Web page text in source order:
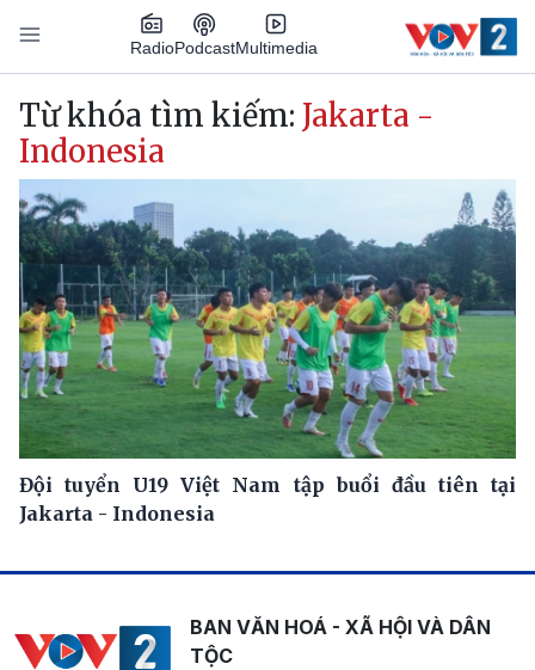
Nhảy đến nội dung
RadioPodcastMultimedia
Main navigation
Từ khóa tìm kiếm: Jakarta -
Indonesia
Đội tuyển U19 Việt Nam tập buổi đầu tiên tại
Jakarta - Indonesia
BAN VĂN HOÁ - XÃ HỘI VÀ DÂN
TỘC